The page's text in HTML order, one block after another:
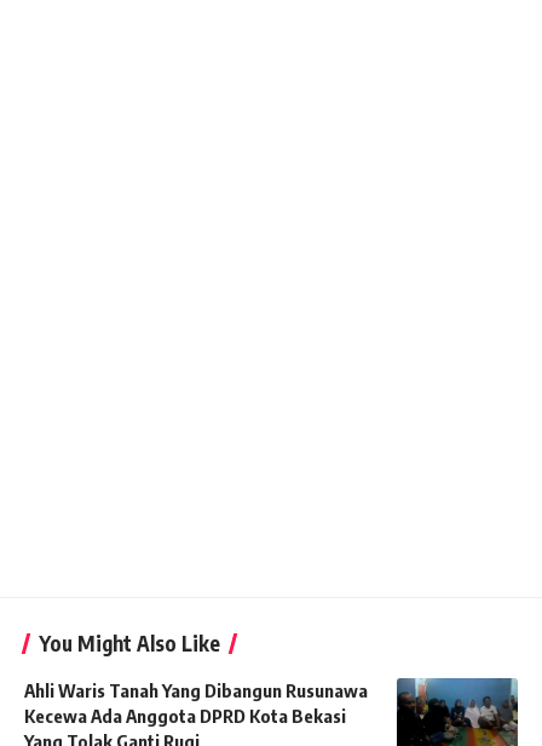
You Might Also Like
Ahli Waris Tanah Yang Dibangun Rusunawa
Kecewa Ada Anggota DPRD Kota Bekasi
Yang Tolak Ganti Rugi